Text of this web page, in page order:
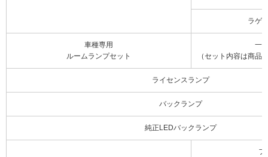
ラゲ
車種専用
ルームランプセット
一
（セット内容は商品
ライセンスランプ
バックランプ
純正LEDバックランプ
フ